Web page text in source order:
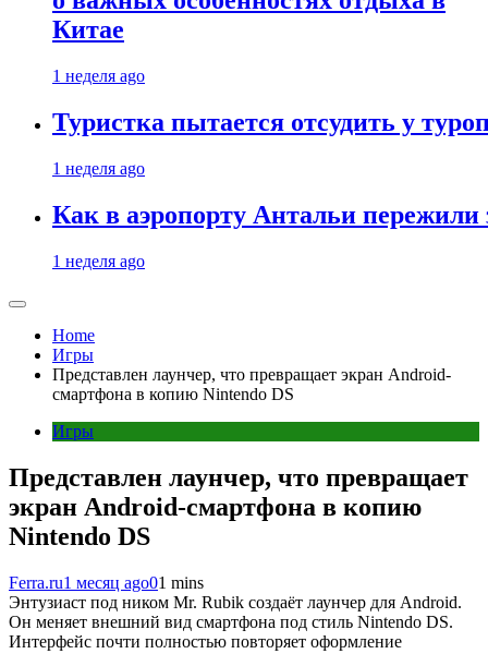
Китае
1 неделя ago
Туристка пытается отсудить у
1 неделя ago
Как в аэропорту Антальи
1 неделя ago
Home
Игры
Представлен лаунчер, что превращает экран Android-
смартфона в копию Nintendo DS
Игры
Представлен лаунчер, что превращает
экран Android-смартфона в копию
Nintendo DS
Ferra.ru1 месяц ago01 mins
Энтузиаст под ником Mr. Rubik создаёт лаунчер для Android.
Он меняет внешний вид смартфона под стиль Nintendo DS.
Интерфейс почти полностью повторяет оформление